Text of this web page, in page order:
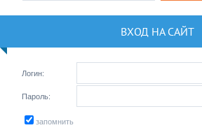
ВХОД НА САЙТ
Логин:
Пароль:
запомнить